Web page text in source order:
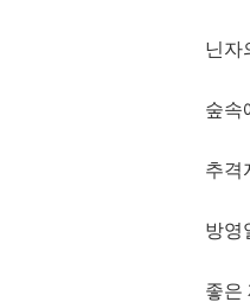
닌자
숲속
추격
방영
좋은